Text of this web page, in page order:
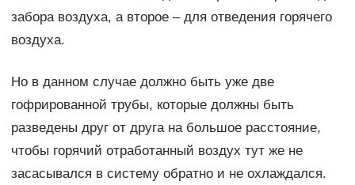
забора воздуха, а второе – для отведения горячего
воздуха.
Но в данном случае должно быть уже две
гофрированной трубы, которые должны быть
разведены друг от друга на большое расстояние,
чтобы горячий отработанный воздух тут же не
засасывался в систему обратно и не охлаждался.